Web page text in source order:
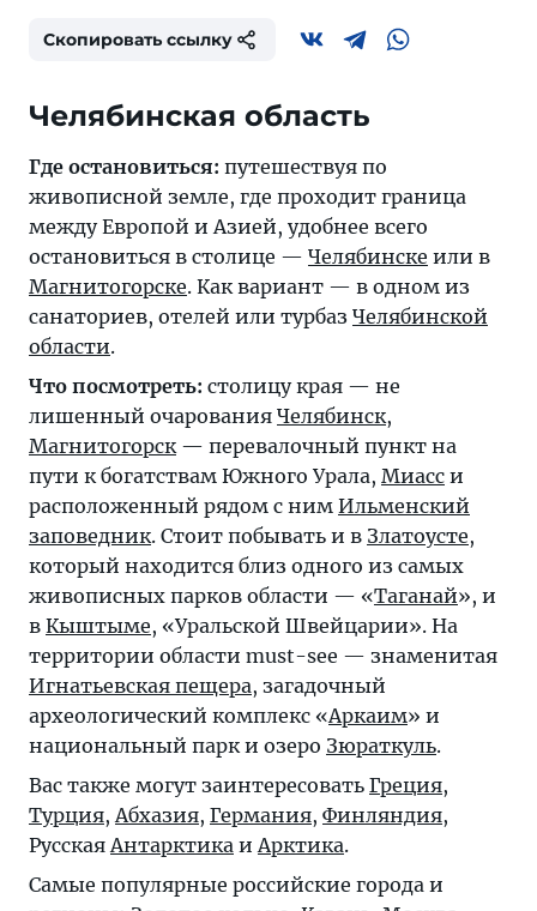
Скопировать ссылку
Челябинская область
Где остановиться: путешествуя по
живописной земле, где проходит граница
между Европой и Азией, удобнее всего
остановиться в столице — Челябинске или в
Магнитогорске. Как вариант — в одном из
санаториев, отелей или турбаз Челябинской
области.
Что посмотреть: столицу края — не
лишенный очарования Челябинск,
Магнитогорск— перевалочный пункт на
пути к богатствам Южного Урала, Миасс и
расположенный рядом с ним Ильменский
заповедник. Стоит побывать и в Златоусте,
который находится близ одного из самых
живописных парков области — «Таганай», и
в Кыштыме, «Уральской Швейцарии». На
территории области must-see — знаменитая
Игнатьевская пещера, загадочный
археологический комплекс «Аркаим» и
национальный парк и озеро Зюраткуль.
Вас также могут заинтересовать Греция,
Турция,Абхазия, Германия, Финляндия,
РусскаяАнтарктика иАрктика.
Самые популярные российские города и